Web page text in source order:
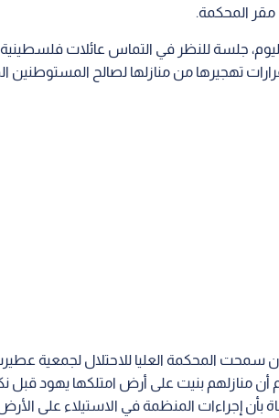
مقر المحكمة.
جلسة للنظر في التماس عائلات
تهجيرها من منازلها لصالح المستوطنين
سمحت المحكمة العليا للاحتلال لجمعية
في طرد 800 فلسطيني، بزعم أن منازلهم بنيت على أرض امتلكها
هيئة القضاة بأن إجراءات المنظمة في الاستيلاء على